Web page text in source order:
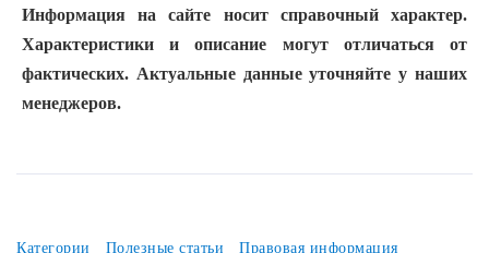
Информация на сайте носит справочный характер.
Характеристики и описание могут отличаться от
фактических. Актуальные данные уточняйте у наших
менеджеров.
Категории Полезные статьи Правовая информация